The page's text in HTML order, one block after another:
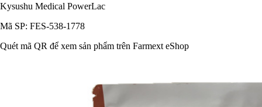
Kysushu Medical PowerLac
Mã SP: FES-538-1778
Quét mã QR để xem sản phẩm trên Farmext eShop